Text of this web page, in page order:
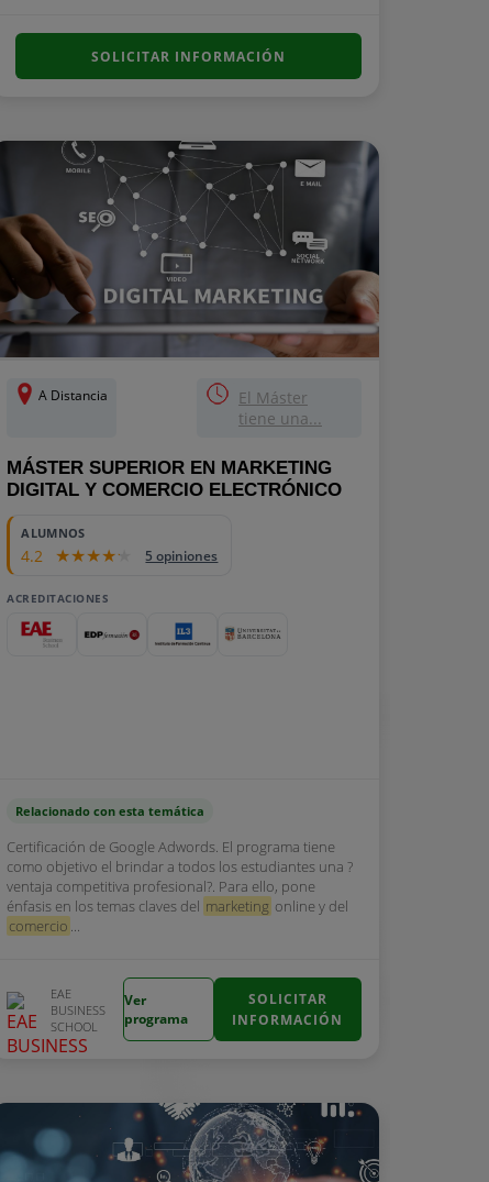
SOLICITAR INFORMACIÓN
A Distancia
El Máster
tiene una...
MÁSTER SUPERIOR EN MARKETING
DIGITAL Y COMERCIO ELECTRÓNICO
ALUMNOS
4.2 5 opiniones
ACREDITACIONES
Relacionado con esta temática
Certificación de Google Adwords. El programa tiene
como objetivo el brindar a todos los estudiantes una ?
ventaja competitiva profesional?. Para ello, pone
énfasis en los temas claves del marketing online y del
comercio ...
EAE
BUSINESS
SCHOOL
Ver
programa
SOLICITAR
INFORMACIÓN